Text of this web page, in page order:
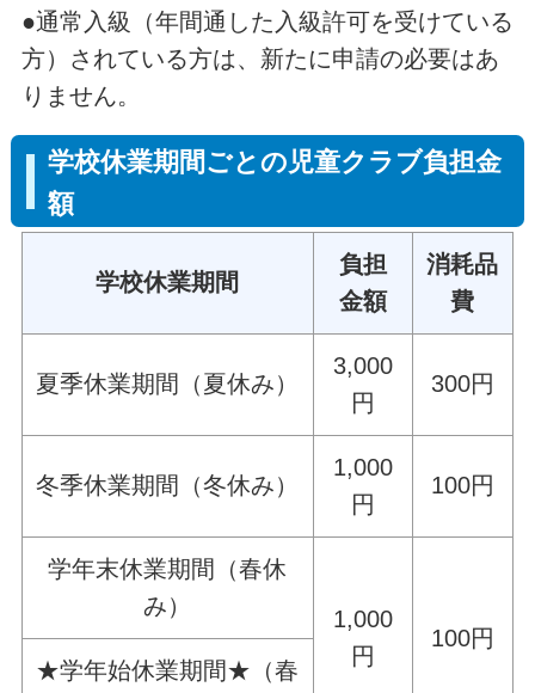
●通常入級（年間通した入級許可を受けている
方）されている方は、新たに申請の必要はあ
りません。
学校休業期間ごとの児童クラブ負担金
額
学校休業期間
負担
金額
消耗品
費
夏季休業期間（夏休み）
3,000
円
300円
冬季休業期間（冬休み）
1,000
円
100円
学年末休業期間（春休
み）
1,000
円
100円
★学年始休業期間★（春